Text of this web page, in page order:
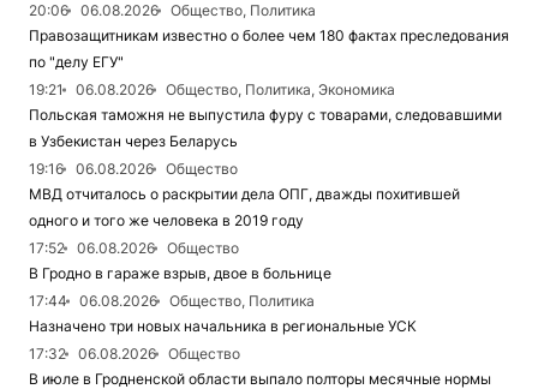
20:06
06.08.2026
Общество, Политика
Правозащитникам известно о более чем 180 фактах преследования
по "делу ЕГУ"
19:21
06.08.2026
Общество, Политика, Экономика
Польская таможня не выпустила фуру с товарами, следовавшими
в Узбекистан через Беларусь
19:16
06.08.2026
Общество
МВД отчиталось о раскрытии дела ОПГ, дважды похитившей
одного и того же человека в 2019 году
17:52
06.08.2026
Общество
В Гродно в гараже взрыв, двое в больнице
17:44
06.08.2026
Общество, Политика
Назначено три новых начальника в региональные УСК
17:32
06.08.2026
Общество
В июле в Гродненской области выпало полторы месячные нормы